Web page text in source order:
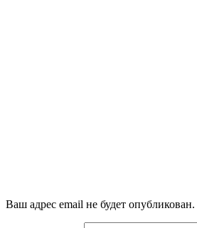
Ваш адрес email не будет опубликован.